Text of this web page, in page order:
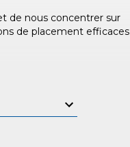
de nous concentrer sur
de placement efficaces